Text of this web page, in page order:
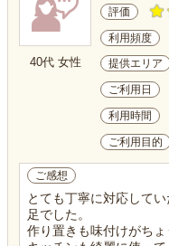
40代 女性
評価
利用頻度
提供エリア
ご利用日
利用時間
ご利用目的
ご感想
とても丁寧に対応して
足でした。
作り置きも味付けがち